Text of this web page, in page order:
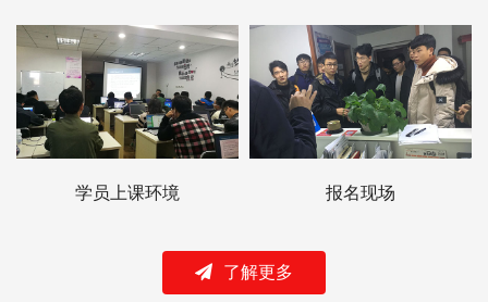
学员上课环境 报名现场
了解更多